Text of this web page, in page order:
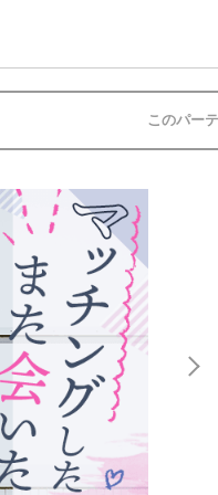
このパー